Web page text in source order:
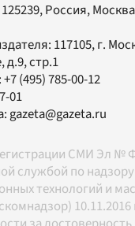
Россия,
117105, г.
стр.1
+7 (495) 785-00-12
01
gazeta@gazeta.ru
СМИ Эл №
службой по
технологий и
10.11.2016